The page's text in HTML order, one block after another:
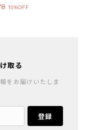
15%OFF
取る
をお届けいたしま
登録